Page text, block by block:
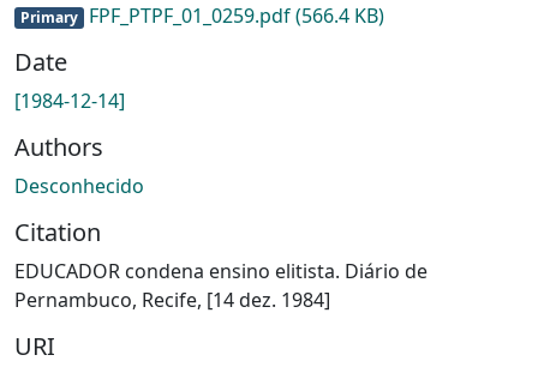
Primary FPF_PTPF_01_0259.pdf(566.4 KB)
Date
[1984-12-14]
Authors
Desconhecido
Citation
EDUCADOR condena ensino elitista. Diário de
Pernambuco, Recife, [14 dez. 1984]
URI